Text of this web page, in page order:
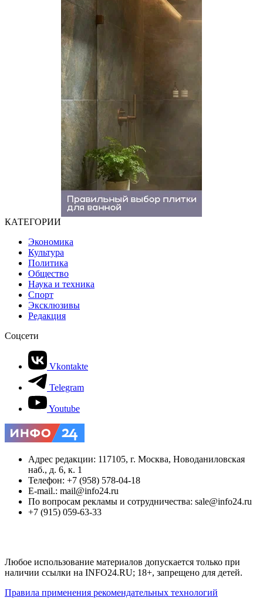
КАТЕГОРИИ
Экономика
Культура
Политика
Общество
Наука и техника
Спорт
Эксклюзивы
Редакция
Соцсети
Vkontakte
Telegram
Youtube
Адрес редакции: 117105, г. Москва, Новоданиловская
наб., д. 6, к. 1
Телефон: +7 (958) 578-04-18
E-mail.: mail@info24.ru
По вопросам рекламы и сотрудничества: sale@info24.ru
+7 (915) 059-63-33
Любое использование материалов допускается только при
наличии ссылки на INFO24.RU; 18+, запрещено для детей.
Правила применения рекомендательных технологий